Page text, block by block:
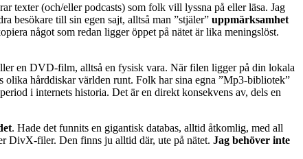
texter (och/eller podcasts) som folk vill lyssna på eller läsa. Jag
besökare till sin egen sajt, alltså man ”stjäler” uppmärksamhet
något som redan ligger öppet på nätet är lika meningslöst.
en DVD-film, alltså en fysisk vara. När filen ligger på din lokala
hårddiskar världen runt. Folk har sina egna ”Mp3-bibliotek”
i internets historia. Det är en direkt konsekvens av, dels en
. Hade det funnits en gigantisk databas, alltid åtkomlig, med all
DivX-filer. Den finns ju alltid där, ute på nätet. Jag behöver inte